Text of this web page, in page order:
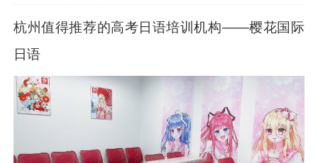
杭州值得推荐的高考日语培训机构——樱花国际
日语